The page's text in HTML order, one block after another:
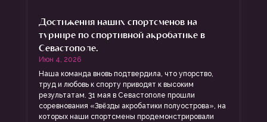
Достижения наших спортсменов на
турнире по спортивной акробатике в
Севастополе.
Июн 4, 2026
Наша команда вновь подтвердила, что упорство,
труд и любовь к спорту приводят к высоким
результатам. 31 мая в Севастополе прошли
соревнования «Звёзды акробатики полуострова», на
которых наши спортсмены продемонстрировали